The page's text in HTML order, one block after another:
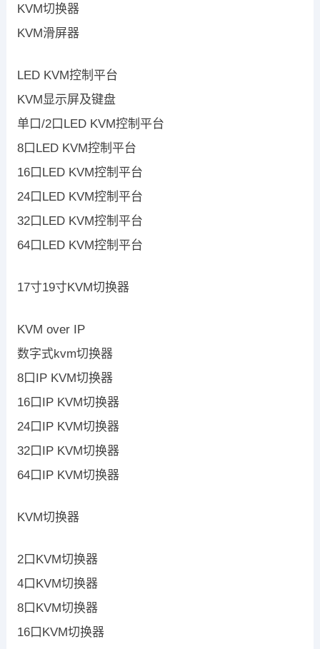
KVM切换器
KVM滑屏器
LED KVM控制平台
KVM显示屏及键盘
单口/2口LED KVM控制平台
8口LED KVM控制平台
16口LED KVM控制平台
24口LED KVM控制平台
32口LED KVM控制平台
64口LED KVM控制平台
17寸19寸KVM切换器
KVM over IP
数字式kvm切换器
8口IP KVM切换器
16口IP KVM切换器
24口IP KVM切换器
32口IP KVM切换器
64口IP KVM切换器
KVM切换器
2口KVM切换器
4口KVM切换器
8口KVM切换器
16口KVM切换器